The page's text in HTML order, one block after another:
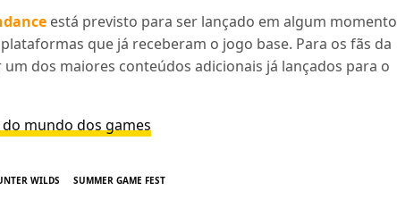
está previsto para ser lançado em algum momento
que já receberam o jogo base. Para os fãs da
dos maiores conteúdos adicionais já lançados para o
mundo dos games
WILDS SUMMER GAME FEST